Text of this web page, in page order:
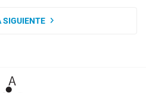
SIGUIENTE